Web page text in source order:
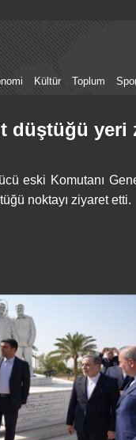
Kültür Toplum
düştüğü yeri
eski Komutanı
noktayı ziyaret etti.